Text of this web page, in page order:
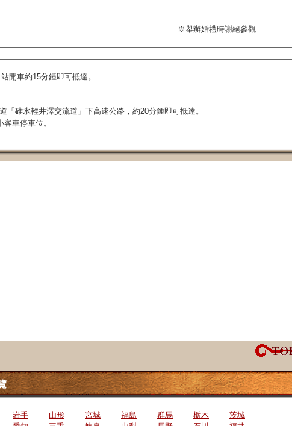
※舉辦婚禮時謝絕參觀
開車約15分鍾即可抵達。
「碓氷輕井澤交流道」下高速公路，約20分鍾即可抵達。
車停車位。
岩手 山形 宮城 福島 群馬 栃木
茨城